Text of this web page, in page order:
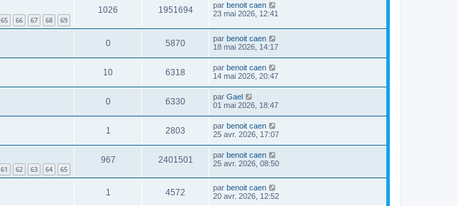
65 66 67 68 69
1026 1951694 par benoit caen
23 mai 2026, 12:41
0 5870 par benoit caen
18 mai 2026, 14:17
10 6318 par benoit caen
14 mai 2026, 20:47
0 6330 par Gael
01 mai 2026, 18:47
1 2803 par benoit caen
25 avr. 2026, 17:07
61 62 63 64 65
967 2401501 par benoit caen
25 avr. 2026, 08:50
1 4572 par benoit caen
20 avr. 2026, 12:52